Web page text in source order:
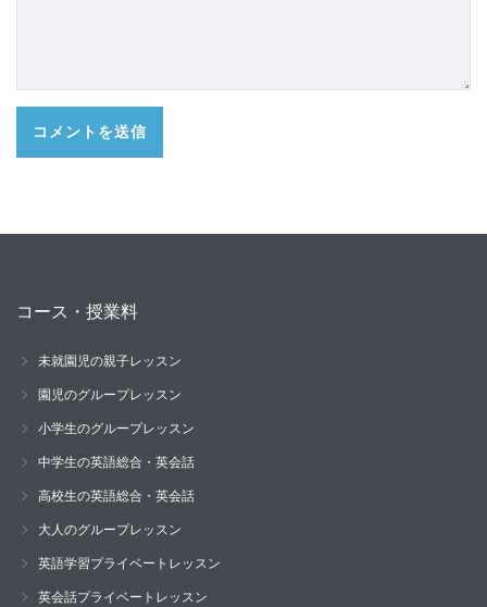
コース・授業料
未就園児の親子レッスン
園児のグループレッスン
小学生のグループレッスン
中学生の英語総合・英会話
高校生の英語総合・英会話
大人のグループレッスン
英語学習プライベートレッスン
英会話プライベートレッスン